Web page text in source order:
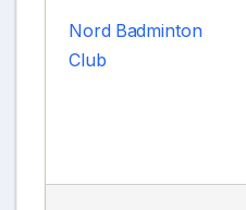
Nord Badminton
Club